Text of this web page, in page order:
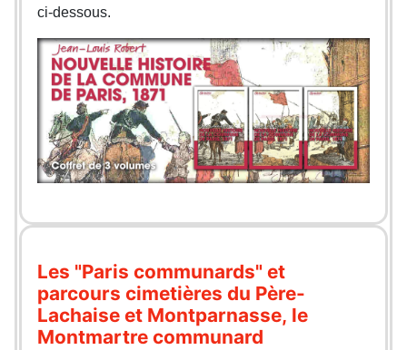
ci-dessous.
Les "Paris communards" et
parcours cimetières du Père-
Lachaise et Montparnasse, le
Montmartre communard